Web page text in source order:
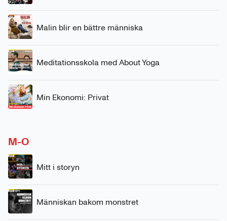
Malin blir en bättre människa
Meditationsskola med About Yoga
Min Ekonomi: Privat
M-O
Mitt i storyn
Människan bakom monstret